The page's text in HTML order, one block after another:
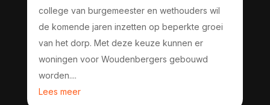
college van burgemeester en wethouders wil
de komende jaren inzetten op beperkte groei
van het dorp. Met deze keuze kunnen er
woningen voor Woudenbergers gebouwd
worden....
Lees meer